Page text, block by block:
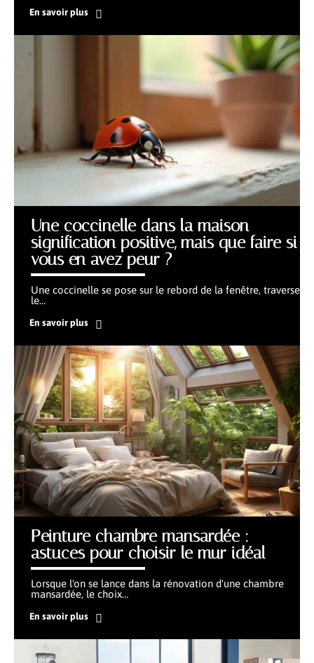
En savoir plus
Une coccinelle dans la maison
signification positive, mais que faire si
vous en avez peur ?
Une coccinelle se pose sur le rebord de la fenêtre, traverse
le…
En savoir plus
Peinture chambre mansardée :
astuces pour choisir le mur idéal
Lorsque l'on se lance dans la rénovation d'une chambre
mansardée, le choix…
En savoir plus